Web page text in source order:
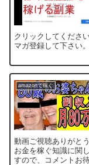
クリックしてくださ
マガ登録して下さい
amazonで稼ぐ
動画ご視聴ありがと
お金を稼ぐ知識に関
すので、コメントお